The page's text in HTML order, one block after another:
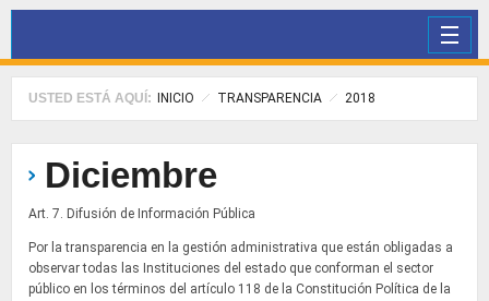
USTED ESTÁ AQUÍ: INICIO TRANSPARENCIA 2018
Diciembre
Art. 7. Difusión de Información Pública
Por la transparencia en la gestión administrativa que están obligadas a
observar todas las Instituciones del estado que conforman el sector
público en los términos del artículo 118 de la Constitución Política de la